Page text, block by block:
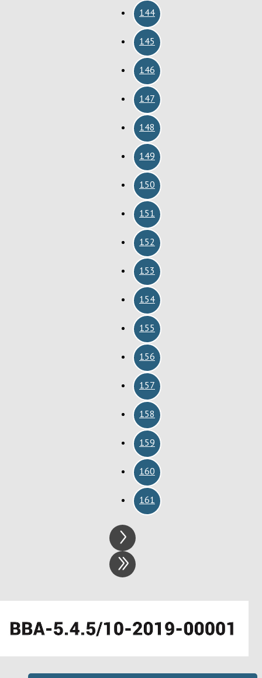
144
145
146
147
148
149
150
151
152
153
154
155
156
157
158
159
160
161